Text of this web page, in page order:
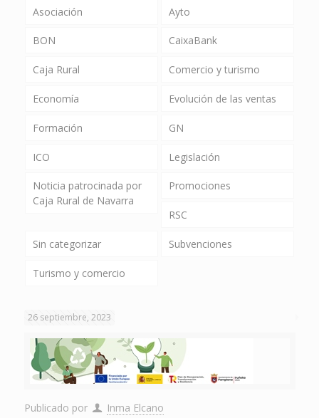
Asociación Ayto
BON CaixaBank
Caja Rural Comercio y turismo
Economía Evolución de las ventas
Formación GN
ICO Legislación
Noticia patrocinada por
Caja Rural de Navarra
Promociones
RSC
Sin categorizar Subvenciones
Turismo y comercio
26 septiembre, 2023
Publicado por Inma Elcano